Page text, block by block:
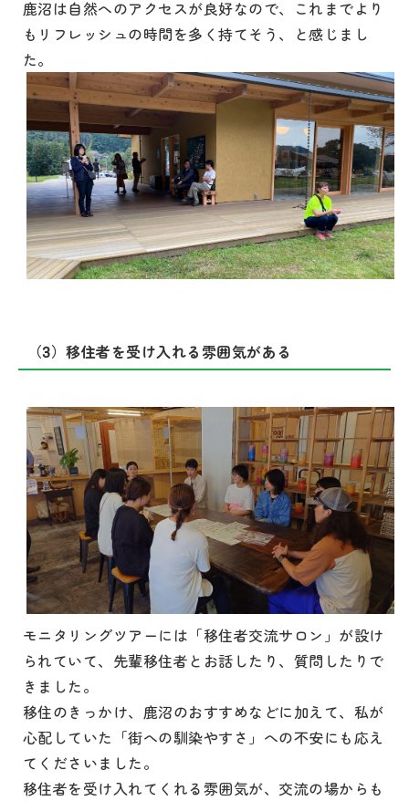
鹿沼は自然へのアクセスが良好なので、これまでより
もリフレッシュの時間を多く持てそう、と感じまし
た。
（3）移住者を受け入れる雰囲気がある
モニタリングツアーには「移住者交流サロン」が設け
られていて、先輩移住者とお話したり、質問したりで
きました。
移住のきっかけ、鹿沼のおすすめなどに加えて、私が
心配していた「街への馴染やすさ」への不安にも応え
てくださいました。
移住者を受け入れてくれる雰囲気が、交流の場からも